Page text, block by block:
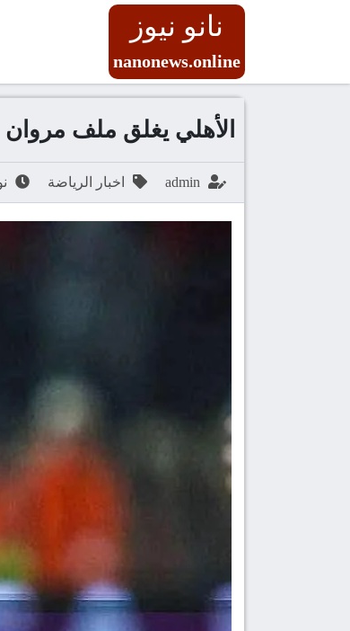
نانو نيوز
nanonews.online
الأهلي يغلق ملف
admin اخبار الرياضة